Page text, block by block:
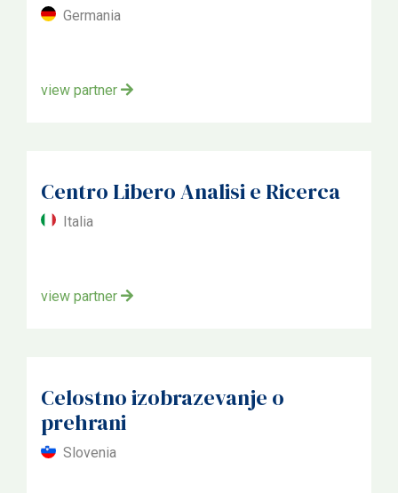
Germania
view partner
Centro Libero Analisi e Ricerca
Italia
view partner
Celostno izobrazevanje o
prehrani
Slovenia